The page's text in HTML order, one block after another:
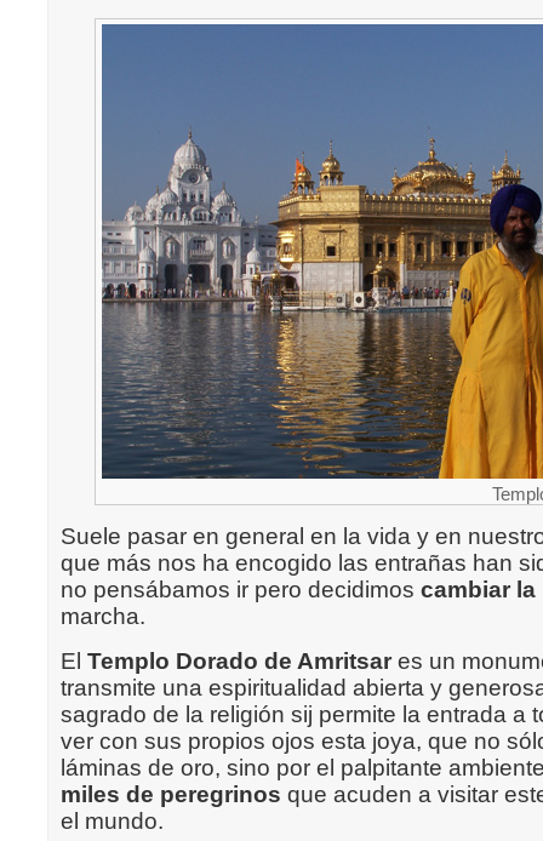
Suele pasar en general en la vida y en
que más nos ha encogido las entrañas han
no pensábamos ir pero decidimos cambiar la
marcha.
El Templo Dorado de Amritsar es un
transmite una espiritualidad abierta y
sagrado de la religión sij permite la entrada a
ver con sus propios ojos esta joya, que no
láminas de oro, sino por el palpitante
miles de peregrinos que acuden a visitar
el mundo.